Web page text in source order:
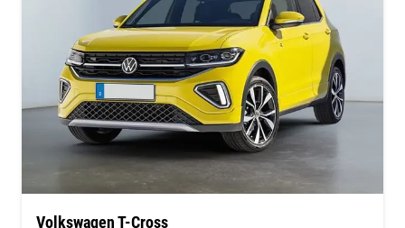
Volkswagen T-Cross